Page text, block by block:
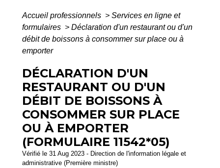
Accueil professionnels > Services en ligne et
formulaires > Déclaration d'un restaurant ou d'un
débit de boissons à consommer sur place ou à
emporter
DÉCLARATION D'UN
RESTAURANT OU D'UN
DÉBIT DE BOISSONS À
CONSOMMER SUR PLACE
OU À EMPORTER
(FORMULAIRE 11542*05)
Vérifié le 31 Aug 2023 - Direction de l'information légale et
administrative (Première ministre)